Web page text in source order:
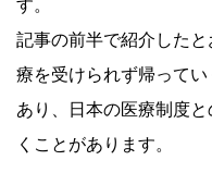
す。
記事の前半で紹介した
療を受けられず帰って
あり、日本の医療制度
くことがあります。